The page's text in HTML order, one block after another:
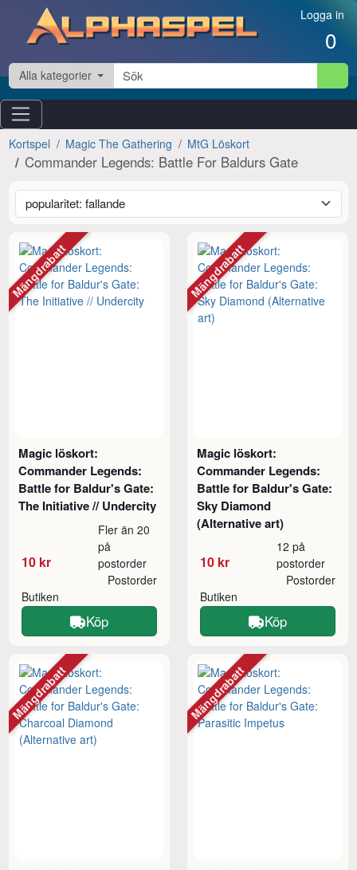
Hoppa till innehåll Logga in
0
Alla kategorier
Kortspel Magic The Gathering MtG Löskort
Commander Legends: Battle For Baldurs Gate
Magic löskort:
Commander Legends:
Battle for Baldur's Gate:
The Initiative // Undercity
10 kr
Fler än 20
på
postorder
Butiken
Postorder
Köp
Mängdrabatt
Magic löskort:
Commander Legends:
Battle for Baldur's Gate:
Sky Diamond
(Alternative art)
10 kr
12 på
postorder
Butiken
Postorder
Köp
Mängdrabatt
Mängdrabatt Mängdrabatt